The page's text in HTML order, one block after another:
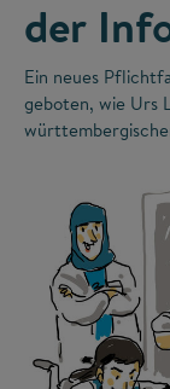
der
Ein neues
geboten, wie Urs